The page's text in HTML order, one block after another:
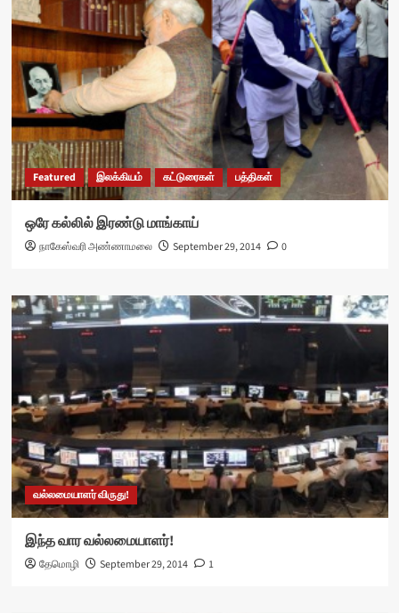
Featured இலக்கியம் கட்டுரைகள் பத்திகள்
ஒரே கல்லில் இரண்டு மாங்காய்
நாகேஸ்வரி அண்ணாமலை September 29, 2014 0
வல்லமையாளர் விருது!
இந்த வார வல்லமையாளர்!
தேமொழி September 29, 2014 1